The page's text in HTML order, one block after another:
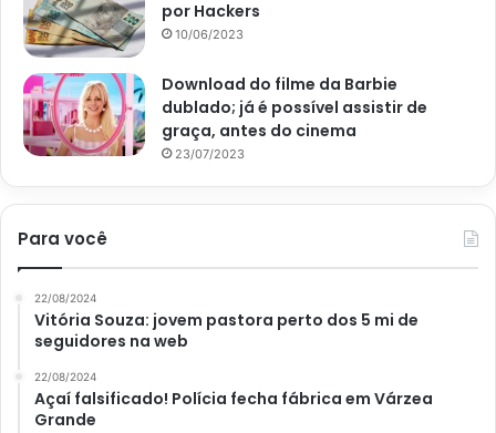
proteção e muita resistência. Esse simbolismo se deve ao
fato de que a planta, mesmo em situações adversas, se
mantém viva e buscando meios de sobreviver.
Desse modo, se você está passando por alguma situação
difícil, é mais do que aconselhável essa espécie. Além
disso, pessoas que possuem uma alta determinação
O cultivo do cacto é muito fácil. De modo que sua rega
pode ser realizada uma vez por semana e com luz direta.
Fácil e simples, não é mesmo?
Agora que você já aprendeu e descobriu qualplanta
combina coma sua personalidade
por Hackers
10/06/2023
Download do filme da Barbie
dublado; já é possível assistir de
graça, antes do cinema
23/07/2023
Para você
22/08/2024
Vitória Souza: jovem pastora perto dos 5 mi de
seguidores na web
22/08/2024
Açaí falsificado! Polícia fecha fábrica em Várzea
Grande